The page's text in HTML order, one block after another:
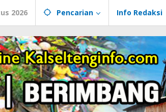
2026 Pencarian Info Redaksi